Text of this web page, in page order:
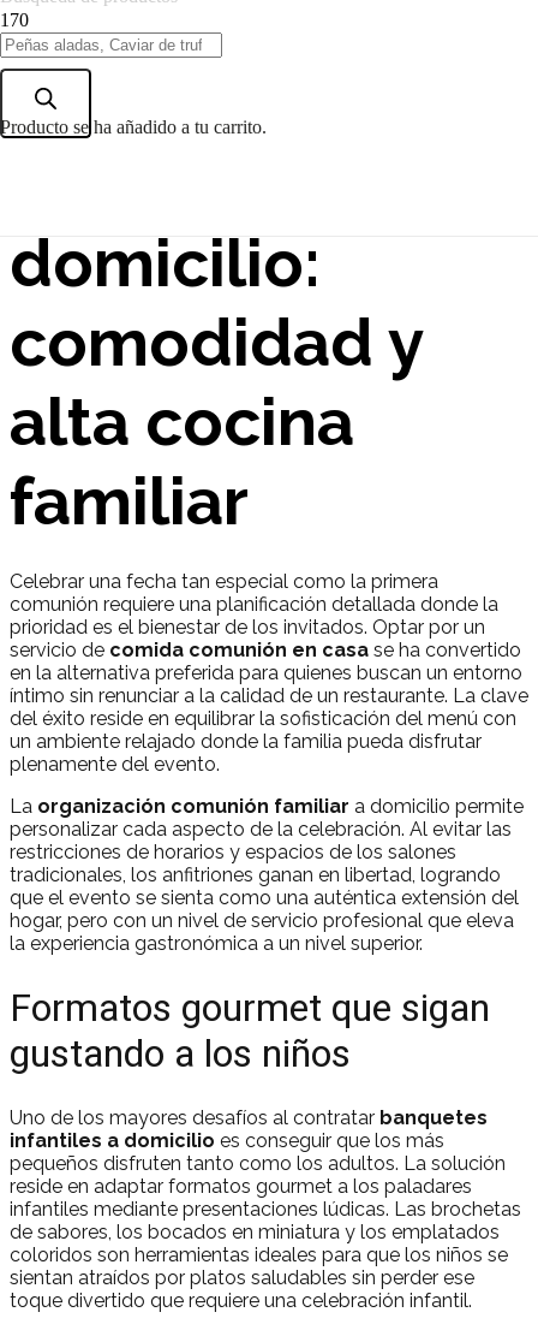
Producto se ha añadido a tu carrito.
Catering
domicilio:
comodidad y
alta cocina
familiar
Celebrar una fecha tan especial como la primera
comunión requiere una planificación detallada donde la
prioridad es el bienestar de los invitados. Optar por un
servicio de comida comunión en casa se ha convertido
en la alternativa preferida para quienes buscan un entorno
íntimo sin renunciar a la calidad de un restaurante. La clave
del éxito reside en equilibrar la sofisticación del menú con
un ambiente relajado donde la familia pueda disfrutar
plenamente del evento.
La organización comunión familiar a domicilio permite
personalizar cada aspecto de la celebración. Al evitar las
restricciones de horarios y espacios de los salones
tradicionales, los anfitriones ganan en libertad, logrando
que el evento se sienta como una auténtica extensión del
hogar, pero con un nivel de servicio profesional que eleva
la experiencia gastronómica a un nivel superior.
Formatos gourmet que sigan
gustando a los niños
Uno de los mayores desafíos al contratar banquetes
infantiles a domicilio es conseguir que los más
pequeños disfruten tanto como los adultos. La solución
reside en adaptar formatos gourmet a los paladares
infantiles mediante presentaciones lúdicas. Las brochetas
de sabores, los bocados en miniatura y los emplatados
coloridos son herramientas ideales para que los niños se
sientan atraídos por platos saludables sin perder ese
toque divertido que requiere una celebración infantil.